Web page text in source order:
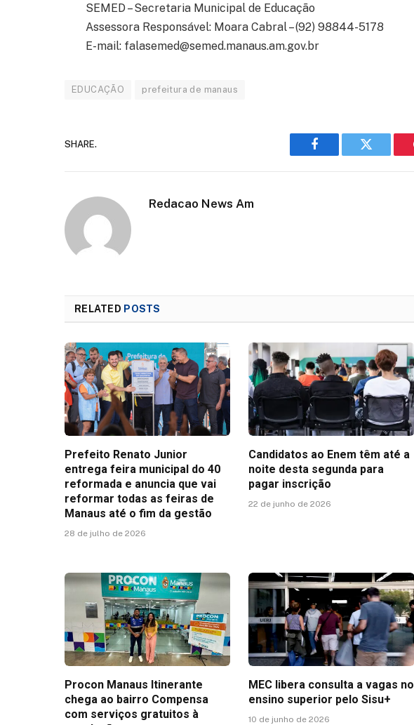
SEMED – Secretaria Municipal de Educação
Assessora Responsável: Moara Cabral – (92) 98844-5178
E-mail: falasemed@semed.manaus.am.gov.br
EDUCAÇÃO prefeitura de manaus
SHARE.
Facebook Twitter
Redacao News Am
RELATED POSTS
Prefeito Renato Junior
entrega feira municipal do 40
reformada e anuncia que vai
reformar todas as feiras de
Manaus até o fim da gestão
28 de julho de 2026
Candidatos ao Enem têm até a
noite desta segunda para
pagar inscrição
22 de junho de 2026
Procon Manaus Itinerante
chega ao bairro Compensa
com serviços gratuitos à
MEC libera consulta a vagas no
ensino superior pelo Sisu+
10 de junho de 2026